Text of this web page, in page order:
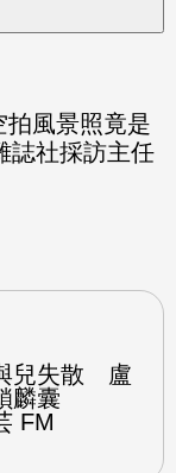
拍風景照竟是
誌社採訪主任
兒失散 盧
麟囊
FM